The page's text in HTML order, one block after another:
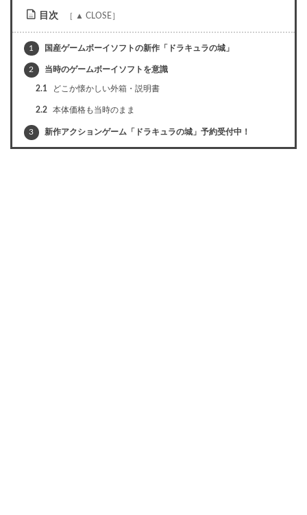
目次
1 国産ゲームボーイソフトの新作「ドラキュラの城」
2 当時のゲームボーイソフトを意識
2.1 どこか懐かしい外箱・説明書
2.2 本体価格も当時のまま
3 新作アクションゲーム「ドラキュラの城」予約受付中！